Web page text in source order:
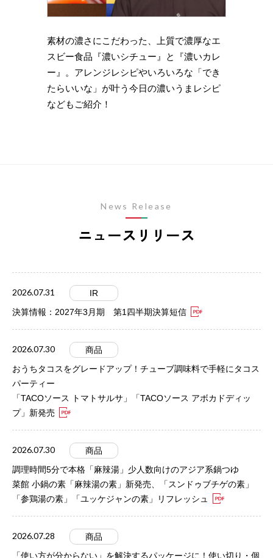
素材の濃さにこだわった、上質で濃厚なエ
スビー食品『濃いシチュー』と『濃いカレ
ー』。アレンジレシピやいろいろな「でき
たらいいな」が叶う今日の濃いうまレシピ
などもご紹介！
ニュースリリース
News Release
2026.07.31
IR
決算情報：2027年3月期 第1四半期決算短信
2026.07.30
商品
おうちタコスをグレードアップ！チューブ調味料で手軽にタコス
パーティー
「TACOソース トマトサルサ」「TACOソース アボカドディッ
プ」新発売
2026.07.30
商品
調理時間5分で本格「麻辣湯」少人数向けのアジア系鍋つゆ
菜館 小鍋の素「麻辣湯の素」新発売、「スンドゥブチゲの素」
「参鶏湯の素」「ユッケジャンの素」リフレッシュ
2026.07.28
商品
「使い方が分からない」を解決するパッケージに！使い切り・個